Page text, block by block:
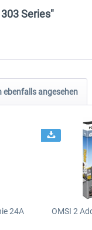
Series"
ebenfalls angesehen
24A OMSI 2